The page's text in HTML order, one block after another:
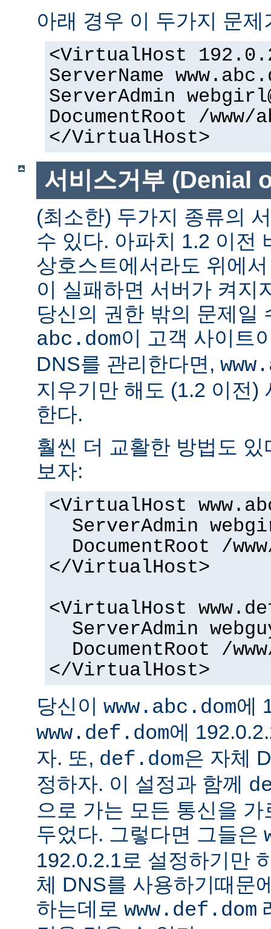
아래 경우 이 두가지 문제
<VirtualHost
ServerName
ServerAdmin
DocumentRoot /www/
</VirtualHost>
서비스거부 (Denial
(최소한) 두가지 종류의
수 있다. 아파치 1.2 이전
상호스트에서라도 위에
이 실패하면 서버가 켜지
당신의 권한 밖의 문제일
abc.dom이 고객 사이트
DNS를 관리한다면,
지우기만 해도 (1.2 이전)
한다.
훨씬 더 교활한 방법도
보자:
<VirtualHost
ServerAdmin
DocumentRoot /
</VirtualHost>
<VirtualHost
ServerAdmin
DocumentRoot /
</VirtualHost>
당신이 www.abc.dom에
www.def.dom에
자. 또, def.dom은 자체
정하자. 이 설정과 함께
으로 가는 모든 통신을
두었다. 그렇다면 그들은
192.0.2.1로 설정하기만
체 DNS를 사용하기때문
하는데로 www.def.dom